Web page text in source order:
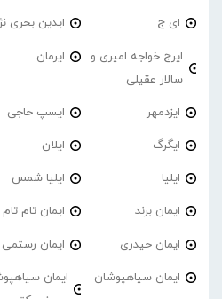
ای ج ایدین بحری
ایرج خواجه امیری و
سالار عقیلی
ایرمان
ایزدمهر ایسپ حاجی
ایگرگ ایلان
ایلیا ایلیا شمس
ایمان برند ایمان تام تام
ایمان حیدری ایمان رستمی
ایمان سیاهپوشان
ایمان